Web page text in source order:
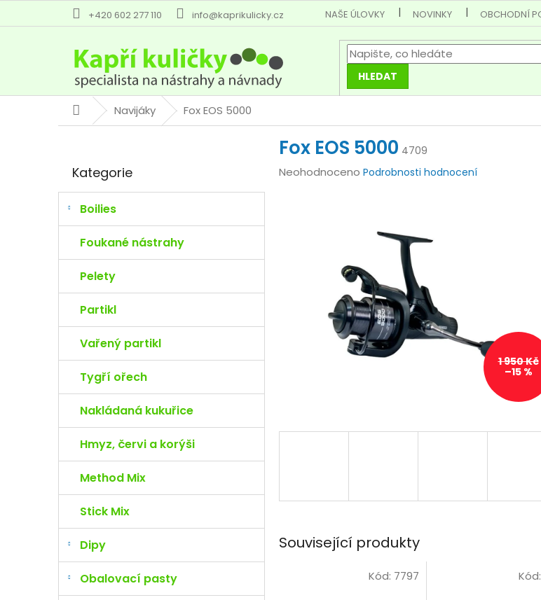
+420 602 277 110 info@kaprikulicky.cz NAŠE ÚLOVKY NOVINKY OBCHODNÍ
HLEDAT
DomůNavijáky Fox EOS 5000
r
n
í
l
kategorie
Kategorie
Boilies
Foukané nástrahy
Pelety
Partikl
Vařený partikl
Tygří ořech
Nakládaná kukuřice
Hmyz, červi a korýši
Method Mix
Stick Mix
Dipy
Obalovací pasty
Fox EOS 5000 4709
Průměrné
Neohodnoceno Podrobnosti hodnocení
1 950 Kč
–15 %
Související produkty
Kód: 7797 Kód: